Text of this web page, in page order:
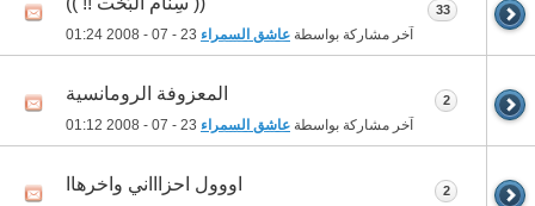
آخر مشاركة بواسطة عاشق السمراء 01:24
33
المعزوفة الرومانسية
آخر مشاركة بواسطة عاشق السمراء 01:12
2
اووول احزاااني واخرهاا 2